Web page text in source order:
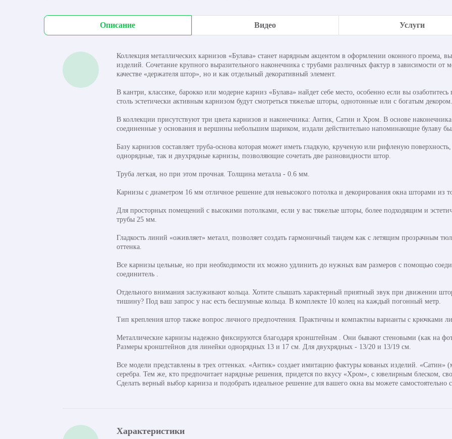
Описание Видео Услуги
Коллекция металлических карнизов «Булава» станет нарядным акцентом в оформлении оконного проема,
изделий. Сочетание крупного выразительного наконечника с трубами различных фактур в зависимости от
качестве «держателя штор», но и как отдельный декоративный элемент.
В кантри, классике, барокко или модерне карниз «Булава» найдет себе место, особенно если вы
столь эстетически активным карнизом будут смотреться тяжелые шторы, однотонные или с богатым декором.
В коллекции присутствуют три цвета карнизов и наконечника: Антик, Сатин и Хром. В основе
соединенные у основания и вершины небольшим шариком, издали действительно напоминающие булаву
Базу карнизов составляет труба-основа которая может иметь гладкую, крученую или рифленую
однорядные, так и двухрядные карнизы, позволяющие сочетать две разновидности штор.
Труба легкая, но при этом прочная. Толщина металла - 0.6 мм.
Карнизы с диаметром 16 мм отличное решение для невысокого потолка и декорирования окна шторами из
Для просторных помещений с высокими потолками, если у вас тяжелые шторы, более подходящим и
трубы 25 мм.
Гладкость линий «оживляет» металл, позволяет создать гармоничный тандем как с летящим прозрачным
оттенка.
Все карнизы цельные, но при необходимости их можно удлинить до нужных вам размеров с помощью
соединитель .
Отдельного внимания заслуживают кольца. Хотите слышать характерный приятный звук при движении
тишину? Под ваш запрос у нас есть бесшумные кольца. В комплекте 10 колец на каждый погонный метр.
Тип крепления штор также вопрос личного предпочтения. Практичны и компактны варианты с крючками
Металлические карнизы надежно фиксируются благодаря кронштейнам . Они бывают стеновыми (как на
Размеры кронштейнов для линейки однорядных 13 и 17 см. Для двухрядных - 13/20 и 13/19 см.
Все модели представлены в трех оттенках. «Антик» создает имитацию фактуры кованых изделий. «Сатин»
серебра. Тем же, кто предпочитает нарядные решения, придется по вкусу «Хром», с ювелирным блеском,
Сделать верный выбор карниза и подобрать идеальное решение для вашего окна вы можете самостоятельно
Характеристики